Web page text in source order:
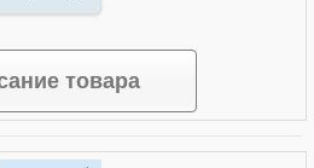
товара